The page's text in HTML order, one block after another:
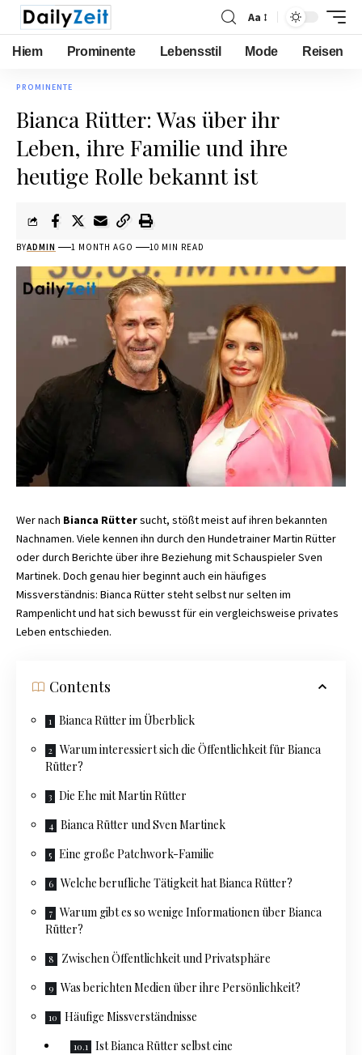
Aa
Hiem Prominente Lebensstil Mode Reisen
PROMINENTE
Bianca Rütter: Was über ihr
Leben, ihre Familie und ihre
heutige Rolle bekannt ist
BYADMIN 1 MONTH AGO 10 MIN READ
Wer nach Bianca Rüttersucht, stößt meist auf ihren bekannten
Nachnamen. Viele kennen ihn durch den Hundetrainer Martin Rütter
oder durch Berichte über ihre Beziehung mit Schauspieler Sven
Martinek. Doch genau hier beginnt auch ein häufiges
Missverständnis: Bianca Rütter steht selbst nur selten im
Rampenlicht und hat sich bewusst für ein vergleichsweise privates
Leben entschieden.
Contents
Bianca Rütter im Überblick
Warum interessiert sich die Öffentlichkeit für Bianca
Rütter?
Die Ehe mit Martin Rütter
Bianca Rütter und Sven Martinek
Eine große Patchwork-Familie
Welche berufliche Tätigkeit hat Bianca Rütter?
Warum gibt es so wenige Informationen über Bianca
Rütter?
Zwischen Öffentlichkeit und Privatsphäre
Was berichten Medien über ihre Persönlichkeit?
Häufige Missverständnisse
Ist Bianca Rütter selbst eine